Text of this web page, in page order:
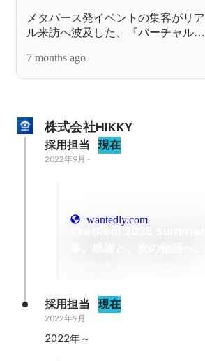
メタバース発イベントの集客がリア
ル来訪へ波及した、『バーチャルマ
2025 Winter』開催レポート
7 months ago
株式会社HIKKY
採用担当 現在
2022年9月 -
wantedly.com
採用担当 現在
2022年9月
2022年～